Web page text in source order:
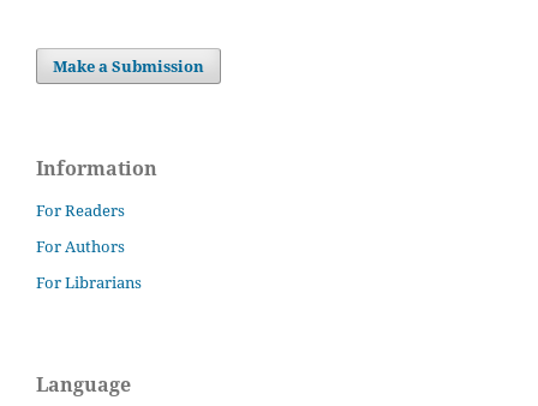
Make a Submission
Information
For Readers
For Authors
For Librarians
Language